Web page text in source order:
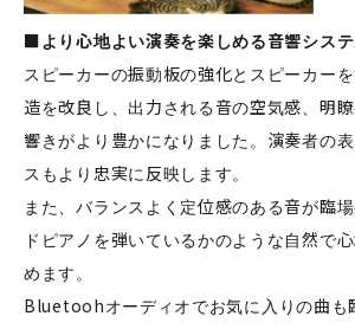
■より心地よい演奏を楽しめる音響シス
スピーカーの振動板の強化とスピーカー
造を改良し、出力される音の空気感、明瞭
響きがより豊かになりました。演奏者の
スもより忠実に反映します。
また、バランスよく定位感のある音が臨
ドピアノを弾いているかのような自然で
めます。
Bluetoohオーディオでお気に入りの曲も